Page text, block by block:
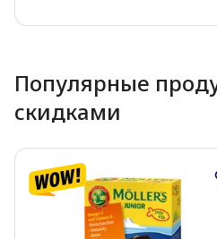
Популярные
скидками